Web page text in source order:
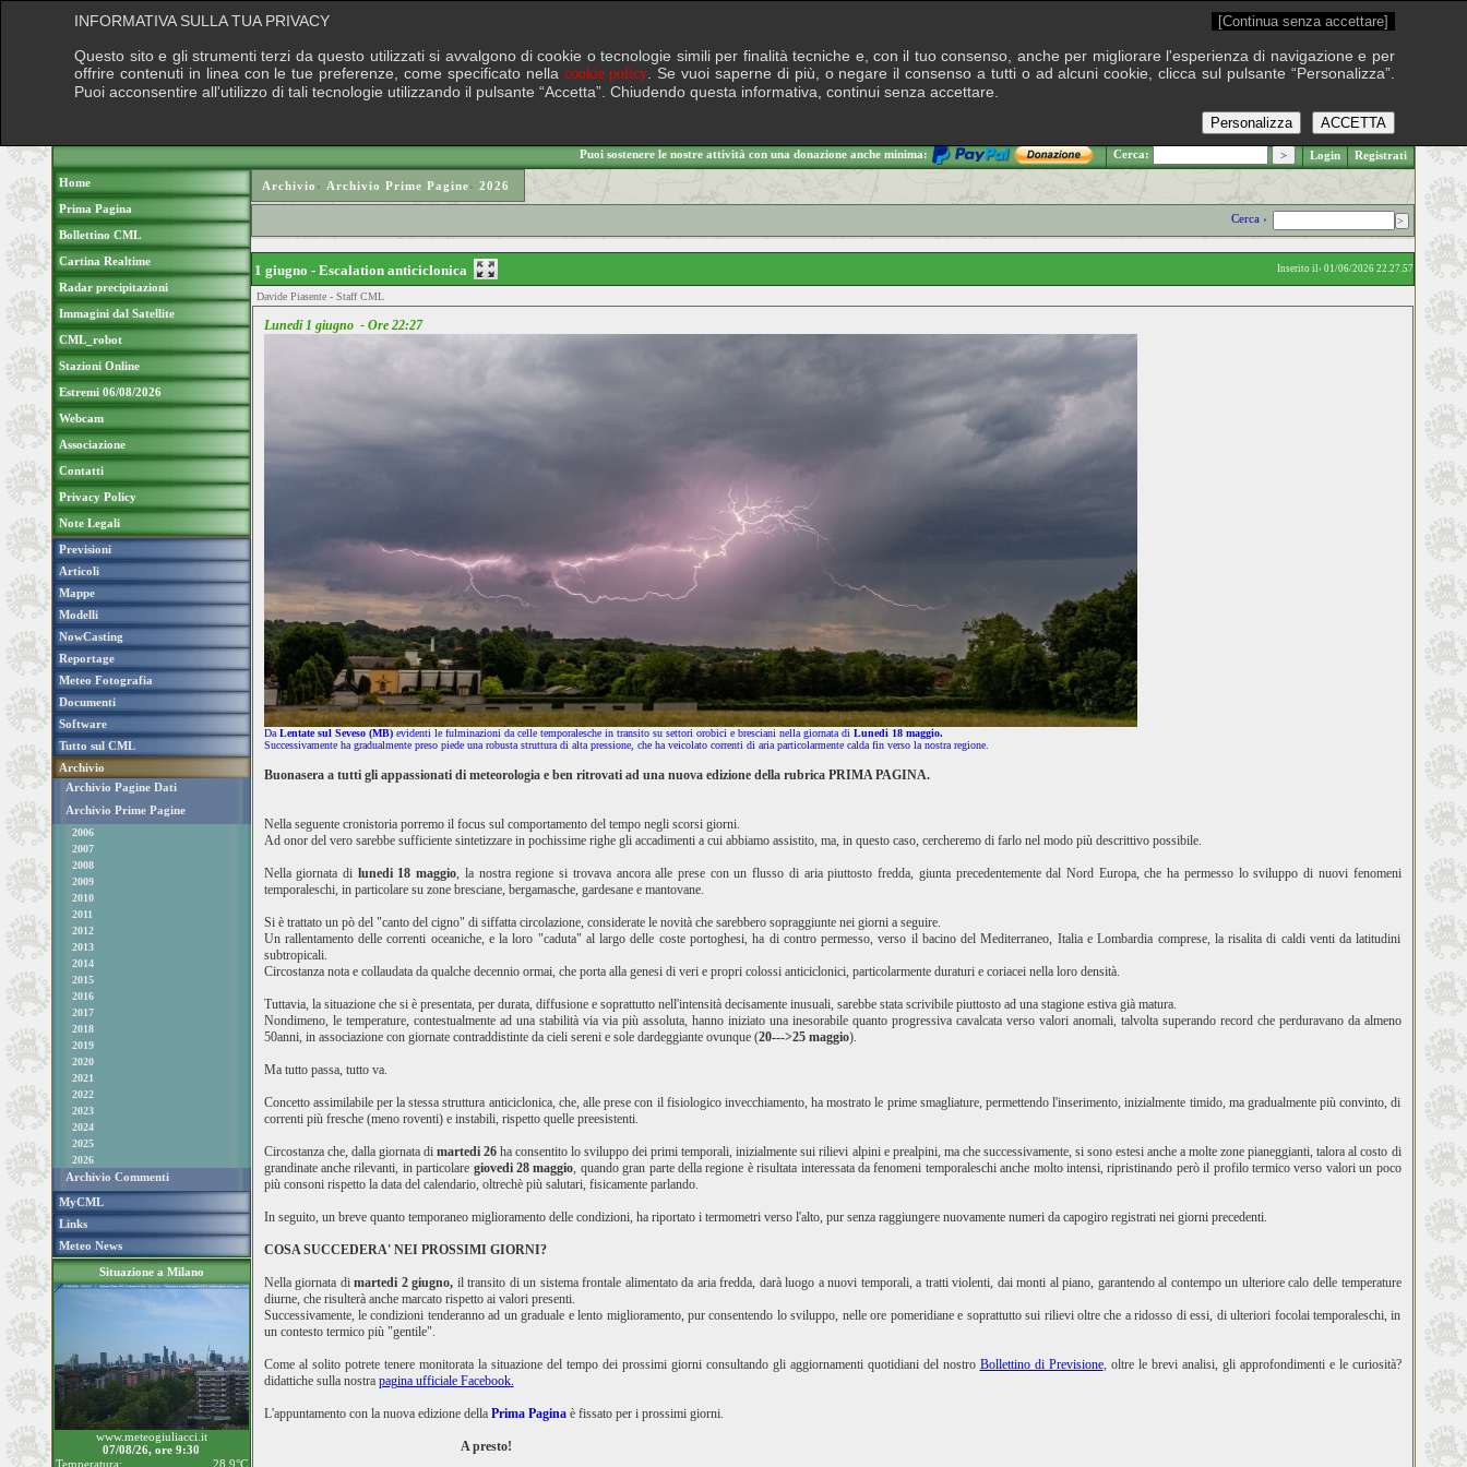
.: Venerdì 7 agosto 2026
Puoi sostenere le nostre attività con una donazione anche minima: Cerca: Login Registrati
Home
Prima Pagina
Bollettino CML
Cartina Realtime
Radar precipitazioni
Immagini dal Satellite
CML_robot
Stazioni Online
Estremi 06/08/2026
Webcam
Associazione
Contatti
Privacy Policy
Note Legali
Previsioni
Articoli
Mappe
Modelli
NowCasting
Reportage
Meteo Fotografia
Documenti
Software
Tutto sul CML
Archivio
Archivio Pagine Dati
Archivio Prime Pagine
2006
2007
2008
2009
2010
2011
2012
2013
2014
2015
2016
2017
2018
2019
2020
2021
2022
2023
2024
2025
2026
Archivio Commenti
MyCML
Links
Meteo News
Situazione a Milano
www.meteogiuliacci.it
07/08/26, ore 9:30
Temperatura:
28.9°C
Archivio › Archivio Prime Pagine› 2026
Cerca ›
1 giugno - Escalation anticiclonica Inserito il› 01/06/2026 22.27.57
Davide Piasente - Staff CML
Lunedi 1 giugno - Ore 22:27
Da Lentate sul Seveso (MB)evidenti le fulminazioni da celle temporalesche in transito su settori orobici e bresciani nella giornata di Lunedi 18 maggio.
Successivamente ha gradualmente preso piede una robusta struttura di alta pressione, che ha veicolato correnti di aria particolarmente calda fin verso la nostra regione.
Buonasera a tutti gli appassionati di meteorologia e ben ritrovati ad una nuova edizione della rubrica PRIMA PAGINA.
Nella seguente cronistoria porremo il focus sul comportamento del tempo negli scorsi giorni.
Ad onor del vero sarebbe sufficiente sintetizzare in pochissime righe gli accadimenti a cui abbiamo assistito, ma, in questo caso, cercheremo di farlo nel modo più descrittivo possibile.
Nella giornata di lunedi 18 maggio, la nostra regione si trovava ancora alle prese con un flusso di aria piuttosto fredda, giunta precedentemente dal Nord Europa, che ha permesso lo sviluppo di nuovi fenomeni
temporaleschi, in particolare su zone bresciane, bergamasche, gardesane e mantovane.
Si è trattato un pò del "canto del cigno" di siffatta circolazione, considerate le novità che sarebbero sopraggiunte nei giorni a seguire.
Un rallentamento delle correnti oceaniche, e la loro "caduta" al largo delle coste portoghesi, ha di contro permesso, verso il bacino del Mediterraneo, Italia e Lombardia comprese, la risalita di caldi venti da latitudini
subtropicali.
Circostanza nota e collaudata da qualche decennio ormai, che porta alla genesi di veri e propri colossi anticiclonici, particolarmente duraturi e coriacei nella loro densità.
Tuttavia, la situazione che si è presentata, per durata, diffusione e soprattutto nell'intensità decisamente inusuali, sarebbe stata scrivibile piuttosto ad una stagione estiva già matura.
Nondimeno, le temperature, contestualmente ad una stabilità via via più assoluta, hanno iniziato una inesorabile quanto progressiva cavalcata verso valori anomali, talvolta superando record che perduravano da almeno
50anni, in associazione con giornate contraddistinte da cieli sereni e sole dardeggiante ovunque (20--->25 maggio).
Ma tutto passa, tutto va.
Concetto assimilabile per la stessa struttura anticiclonica, che, alle prese con il fisiologico invecchiamento, ha mostrato le prime smagliature, permettendo l'inserimento, inizialmente timido, ma gradualmente più convinto, di
correnti più fresche (meno roventi) e instabili, rispetto quelle preesistenti.
Circostanza che, dalla giornata di martedi 26 ha consentito lo sviluppo dei primi temporali, inizialmente sui rilievi alpini e prealpini, ma che successivamente, si sono estesi anche a molte zone pianeggianti, talora al costo di
grandinate anche rilevanti, in particolare giovedi 28 maggio, quando gran parte della regione è risultata interessata da fenomeni temporaleschi anche molto intensi, ripristinando però il profilo termico verso valori un poco
più consoni rispetto la data del calendario, oltrechè più salutari, fisicamente parlando.
In seguito, un breve quanto temporaneo miglioramento delle condizioni, ha riportato i termometri verso l'alto, pur senza raggiungere nuovamente numeri da capogiro registrati nei giorni precedenti.
COSA SUCCEDERA' NEI PROSSIMI GIORNI?
Nella giornata dimartedi 2 giugno, il transito di un sistema frontale alimentato da aria fredda, darà luogo a nuovi temporali, a tratti violenti, dai monti al piano, garantendo al contempo un ulteriore calo delle temperature
diurne, che risulterà anche marcato rispetto ai valori presenti.
Successivamente, le condizioni tenderanno ad un graduale e lento miglioramento, pur consentendo lo sviluppo, nelle ore pomeridiane e soprattutto sui rilievi oltre che a ridosso di essi, di ulteriori focolai temporaleschi, in
un contesto termico più "gentile".
Come al solito potrete tenere monitorata la situazione del tempo dei prossimi giorni consultando gli aggiornamenti quotidiani del nostro Bollettino di Previsione, oltre le brevi analisi, gli approfondimenti e le curiosità?
didattiche sulla nostra pagina ufficiale Facebook.
L'appuntamento con la nuova edizione della Prima Paginaè fissato per i prossimi giorni.
A presto!
INFORMATIVA SULLA TUA PRIVACY [Continua senza accettare]
Questo sito e gli strumenti terzi da questo utilizzati si avvalgono di cookie o tecnologie simili per finalità tecniche e, con il tuo consenso, anche per migliorare l'esperienza di navigazione e per
offrire contenuti in linea con le tue preferenze, come specificato nella cookie policy . Se vuoi saperne di più, o negare il consenso a tutti o ad alcuni cookie, clicca sul pulsante “Personalizza”.
Puoi acconsentire all'utilizzo di tali tecnologie utilizzando il pulsante “Accetta”. Chiudendo questa informativa, continui senza accettare.
ACCETTA
Personalizza